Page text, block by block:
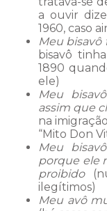
a ouvir
1960, caso
Meu bisavô
bisavô
1890
ele)
Meu
assim que
na
“Mito Don
Meu
porque ele
proibido
ilegítimos)
Meu avô